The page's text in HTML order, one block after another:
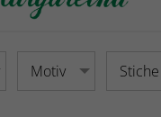
Motiv Stiche